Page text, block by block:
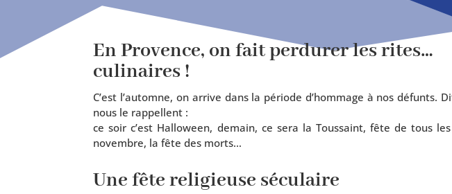
En Provence, on fait perdurer les rites…
culinaires !
C’est l’automne, on arrive dans la période d’hom­mage à nos défunts.
nous le rap­pellent :
ce soir c’est Halloween, demain, ce sera la Toussaint, fête de tous
novembre, la fête des morts…
Une fête religieuse séculaire